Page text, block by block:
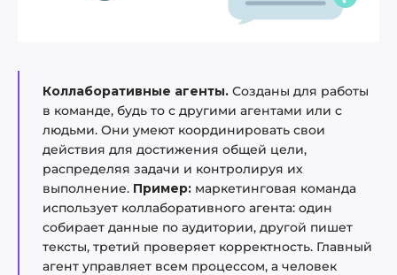
Коллаборативные агенты. Созданы для работы
в команде, будь то с другими агентами или с
людьми. Они умеют координировать свои
действия для достижения общей цели,
распределяя задачи и контролируя их
выполнение. Пример: маркетинговая команда
использует коллаборативного агента: один
собирает данные по аудитории, другой пишет
тексты, третий проверяет корректность. Главный
агент управляет всем процессом, а человек